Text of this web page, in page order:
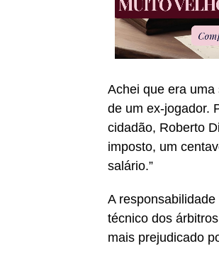
Achei que era uma
de um ex-jogador.
cidadão, Roberto
imposto, um
salário.”
A
técnico dos
mais prejudicado